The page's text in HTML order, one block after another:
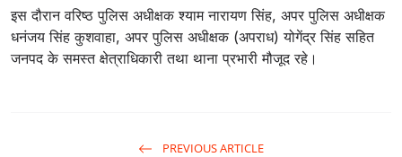
इस दौरान वरिष्ठ पुलिस अधीक्षक श्याम नारायण सिंह, अपर पुलिस अधीक्षक
धनंजय सिंह कुशवाहा, अपर पुलिस अधीक्षक (अपराध) योगेंद्र सिंह सहित
जनपद के समस्त क्षेत्राधिकारी तथा थाना प्रभारी मौजूद रहे।
PREVIOUS ARTICLE